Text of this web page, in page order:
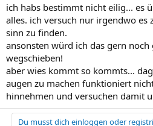
ich habs bestimmt nicht eilig... es
alles. ich versuch nur irgendwo es
sinn zu finden.
ansonsten würd ich das gern noch
wegschieben!
aber wies kommt so kommts...
augen zu machen funktioniert
hinnehmen und versuchen damit
Du musst dich einloggen oder